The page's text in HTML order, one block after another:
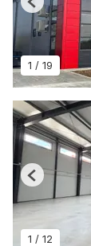
1 / 19
Previous
1 / 12
Previous